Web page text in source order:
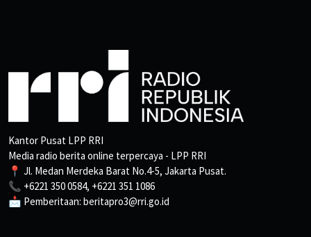
Kantor Pusat LPP RRI
Media radio berita online terpercaya - LPP RRI
📍 Jl. Medan Merdeka Barat No.4-5, Jakarta Pusat.
📞 +6221 350 0584, +6221 351 1086
📩 Pemberitaan: beritapro3@rri.go.id